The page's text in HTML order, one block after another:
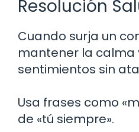
Resolución
Cuando surja un
mantener la calma
sentimientos sin
Usa frases como
de «tú siempre».